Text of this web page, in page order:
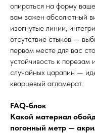
опираться на форму
вам важен абсолютный
изогнутые линии,
отсутствие стыков —
первом месте для вас
устойчивость к порезам
случайных царапин —
кварцевый агломерат.
FAQ-блок
Какой материал
погонный метр —